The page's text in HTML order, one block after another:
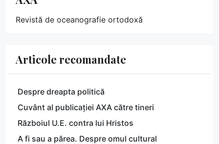
Revistă de oceanografie ortodoxă
Articole recomandate
Despre dreapta politică
Cuvânt al publicației AXA către tineri
Războiul U.E. contra lui Hristos
A fi sau a părea. Despre omul cultural